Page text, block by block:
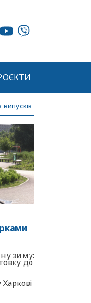
випусків
зиму:
до
Харкові